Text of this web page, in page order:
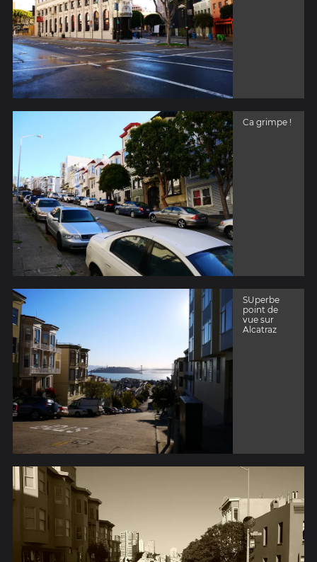
Ca grimpe !
SUperbe
point de
vue sur
Alcatraz